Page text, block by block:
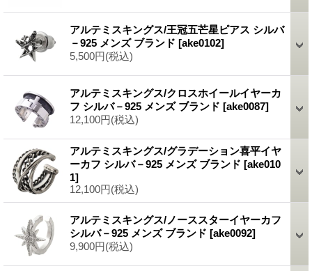
アルテミスキングス/王冠五芒星ピアス シルバ
－925 メンズ ブランド [ake0102]
5,500円(税込)
アルテミスキングス/クロスホイールイヤーカ
フ シルバ－925 メンズ ブランド [ake0087]
12,100円(税込)
アルテミスキングス/グラデーション喜平イヤ
ーカフ シルバ－925 メンズ ブランド [ake010
1]
12,100円(税込)
アルテミスキングス/ノーススターイヤーカフ
シルバ－925 メンズ ブランド [ake0092]
9,900円(税込)